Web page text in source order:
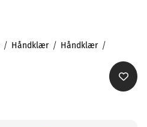
Håndklær Håndklær